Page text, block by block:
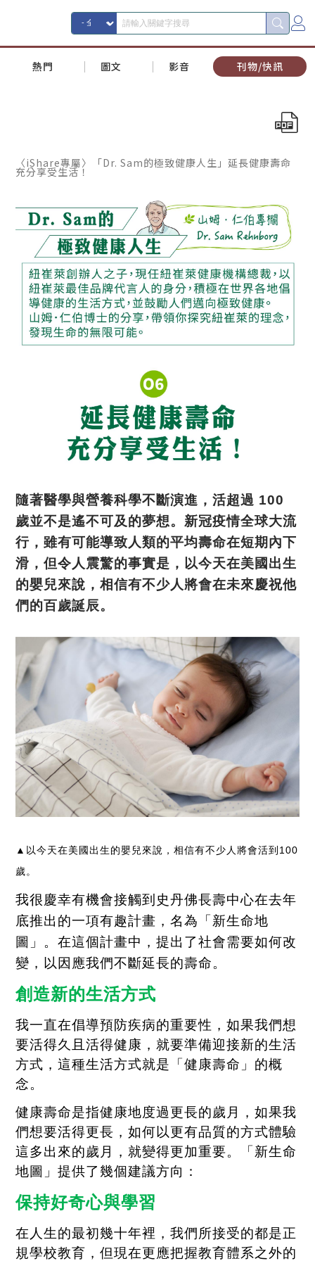
熱門 圖文 影音 刊物/快訊
〈iShare專屬〉「Dr. Sam的極致健康人生」延長健康壽命
充分享受生活！
隨著醫學與營養科學不斷演進，活超過 100
歲並不是遙不可及的夢想。新冠疫情全球大流
行，雖有可能導致人類的平均壽命在短期內下
滑，但令人震驚的事實是，以今天在美國出生
的嬰兒來說，相信有不少人將會在未來慶祝他
們的百歲誕辰。
▲ 以今天在美國出生的嬰兒來說，相信有不少人將會活到 100
歲。
我很慶幸有機會接觸到史丹佛長壽中心在去年
底推出的一項有趣計畫，名為「新生命地
圖」。在這個計畫中，提出了社會需要如何改
變，以因應我們不斷延長的壽命。
創造新的生活方式
我一直在倡導預防疾病的重要性，如果我們想
要活得久且活得健康，就要準備迎接新的生活
方式，這種生活方式就是「健康壽命」的概
念。
健康壽命是指健康地度過更長的歲月，如果我
們想要活得更長，如何以更有品質的方式體驗
這多出來的歲月，就變得更加重要。「新生命
地圖」提供了幾個建議方向：
保持好奇心與學習
在人生的最初幾十年裡，我們所接受的都是正
規學校教育，但現在更應把握教育體系之外的